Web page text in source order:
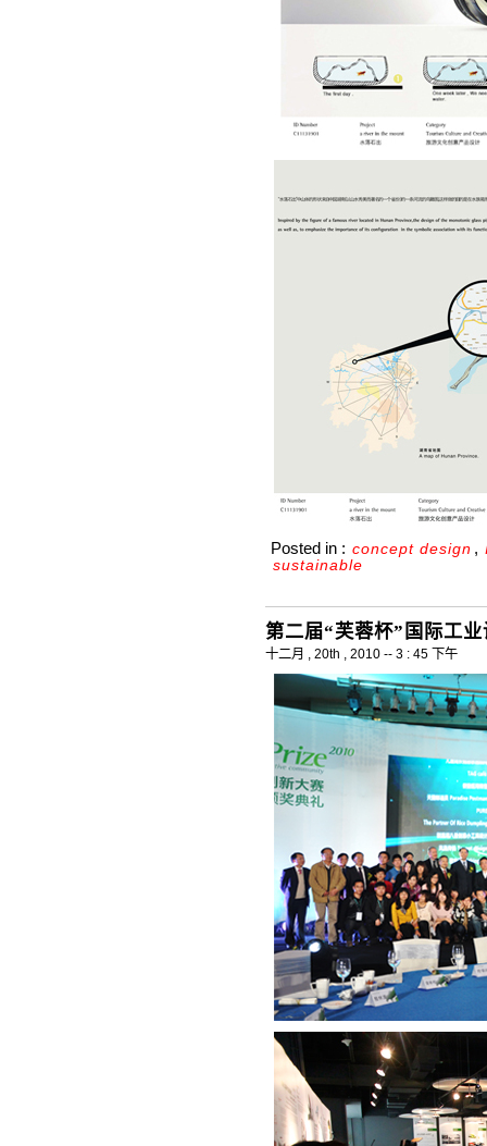
Posted in : concept design ,
sustainable
第二届“芙蓉杯”国际工
十二月 , 20th , 2010 -- 3 : 45 下午